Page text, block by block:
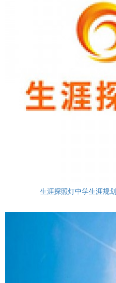
生涯探照灯中学生涯规